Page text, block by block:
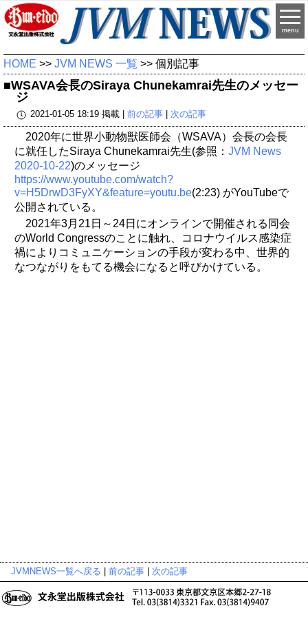
menu
HOME >> JVM NEWS 一覧 >> 個別記事
■WSAVA会長のSiraya Chunekamrai先生のメッセー
ジ
2021-01-05 18:19 掲載 | 前の記事| 次の記事
2020年に世界小動物獣医師会（WSAVA）会長の会長
に就任したSiraya Chunekamrai先生(参照： JVM News
2020-10-22)のメッセージ
https://www.youtube.com/watch?
v=H5DrwD3FyXY&feature=youtu.be(2:23) がYouTubeで
公開されている。
2021年3月21日～24日にオンラインで開催される同会
のWorld Congressのことに触れ、コロナウイルス感染症
禍によりコミュニケーションの手段が変わる中、世界的
なつながりをもてる機会になると呼びかけている。
JVMNEWS一覧へ戻る 前の記事 次の記事